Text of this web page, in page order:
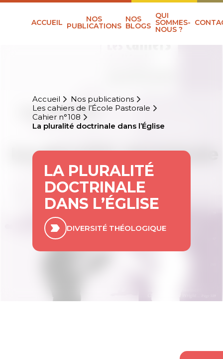
ACCUEIL NOS
PUBLICATIONS
NOS
BLOGS
QUI
SOMMES-
NOUS ?
Accueil
Nos publications
Les cahiers de l’École Pastorale
Cahier n°108
La pluralité doctrinale dans l’Église
LA PLURALITÉ
DOCTRINALE
DANS L’ÉGLISE
DIVERSITÉ THÉOLOGIQUE